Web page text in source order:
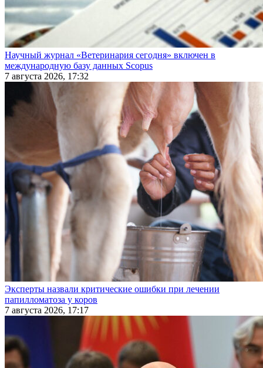
Научный журнал «Ветеринария сегодня» включен в
международную базу данных Scopus
7 августа 2026, 17:32
Эксперты назвали критические ошибки при лечении
папилломатоза у коров
7 августа 2026, 17:17